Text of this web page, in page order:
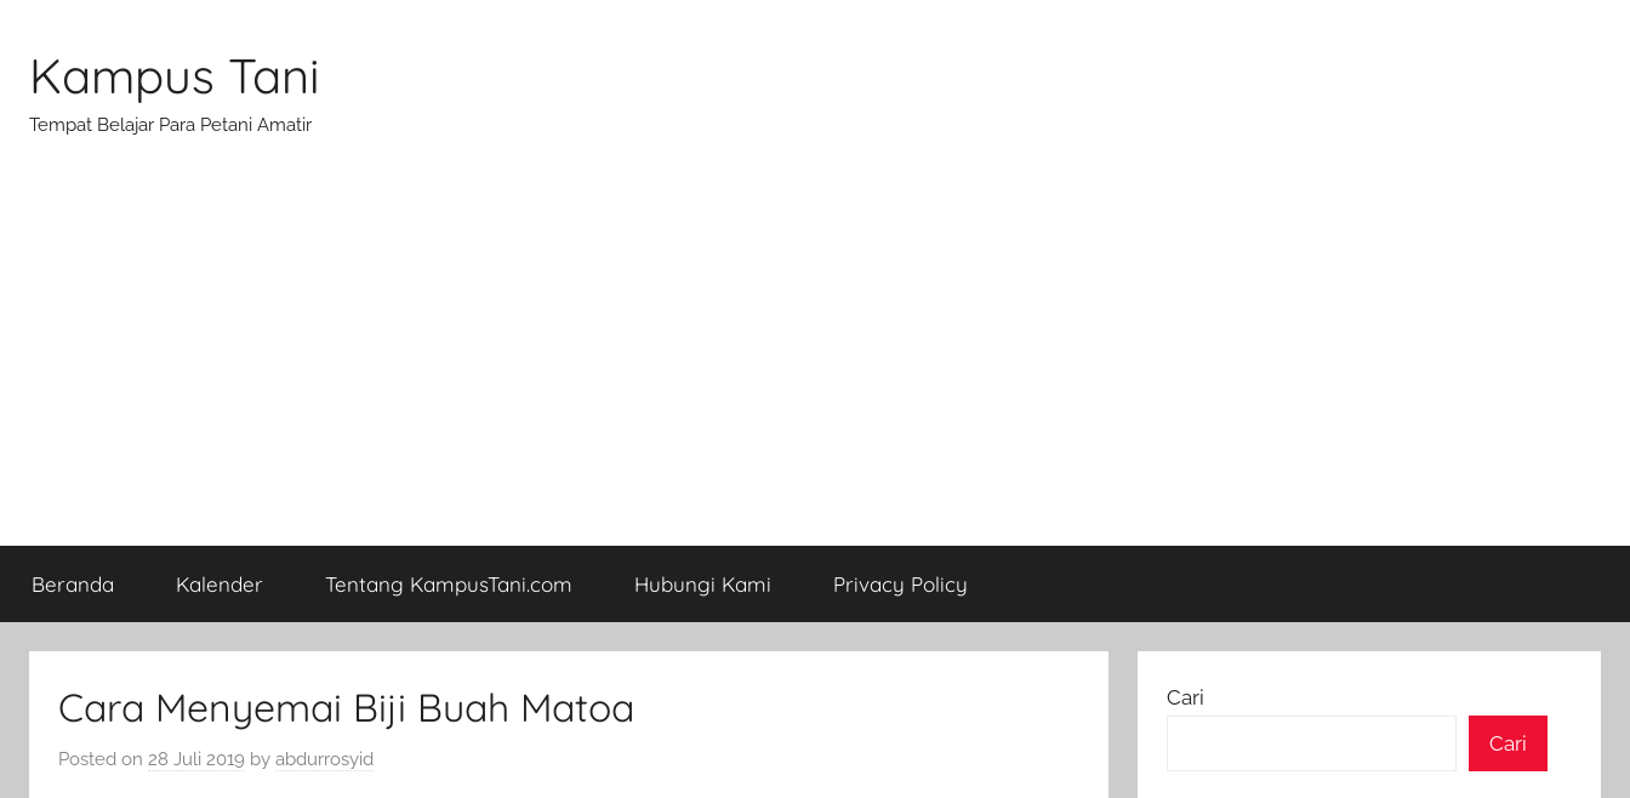
content
Kampus Tani
Tempat Belajar Para Petani Amatir
Beranda Kalender Tentang KampusTani.com Hubungi Kami Privacy Policy
Cara Menyemai Biji Buah Matoa
Posted on 28 Juli 2019 by abdurrosyid
Cari
Cari